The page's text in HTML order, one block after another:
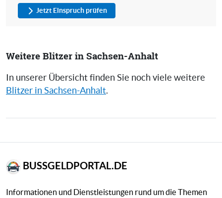
Jetzt Einspruch prüfen
Weitere Blitzer in Sachsen-Anhalt
In unserer Übersicht finden Sie noch viele weitere
Blitzer in Sachsen-Anhalt.
BUSSGELDPORTAL.DE
Informationen und Dienstleistungen rund um die Themen